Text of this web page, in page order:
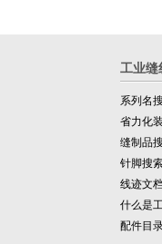
工业缝
系列名
省力化
缝制品
针脚搜
线迹文
什么是
配件目